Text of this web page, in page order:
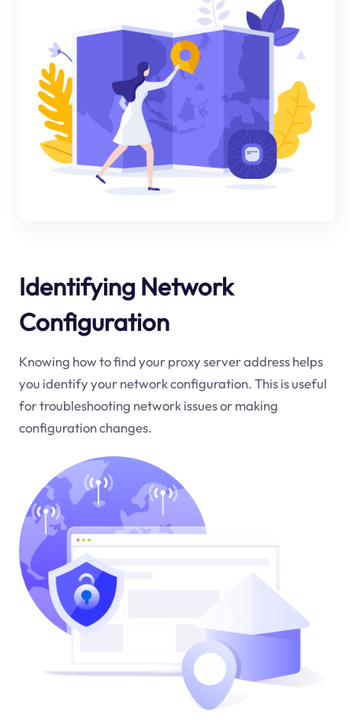
Identifying Network
Configuration
Knowing how to find your proxy server address helps
you identify your network configuration. This is useful
for troubleshooting network issues or making
configuration changes.